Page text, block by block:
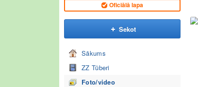
Oficiālā lapa
Sekot
Sākums
ZZ Tūberi
Foto/video